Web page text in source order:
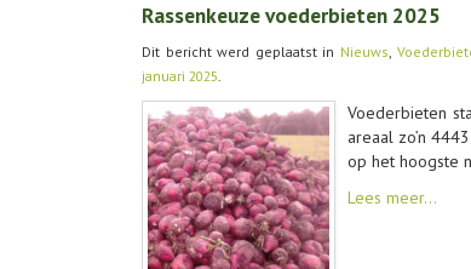
Rassenkeuze voederbieten 2025
Dit bericht werd geplaatst in Nieuws,
januari 2025.
Voederbieten
areaal zo’n
op het hoogste
Lees meer…